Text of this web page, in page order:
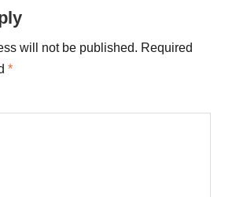
will not be published. Required
*